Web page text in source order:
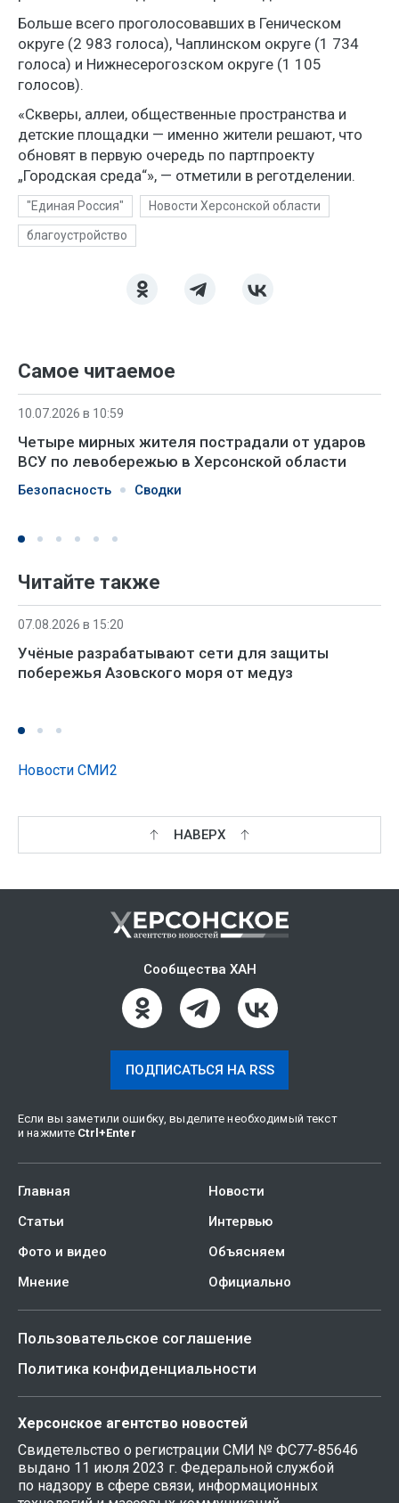
Больше всего проголосовавших в Геническом
округе (2 983 голоса), Чаплинском округе (1 734
голоса) и Нижнесерогозском округе (1 105
голосов).
«Скверы, аллеи, общественные пространства и
детские площадки — именно жители решают, что
обновят в первую очередь по партпроекту
„Городская среда“», — отметили в реготделении.
"Единая Россия" Новости Херсонской области
благоустройство
Самое читаемое
10.07.2026 в 10:59
Четыре мирных жителя пострадали от ударов
ВСУ по левобережью в Херсонской области
Безопасность Сводки
Читайте также
07.08.2026 в 15:20
Учёные разрабатывают сети для защиты
побережья Азовского моря от медуз
Новости СМИ2
НАВЕРХ
Сообщества ХАН
ПОДПИСАТЬСЯ НА RSS
Если вы заметили ошибку, выделите необходимый текст
и нажмите Ctrl +Enter
Главная
Новости
Статьи
Интервью
Фото и видео
Объясняем
Мнение
Официально
Пользовательское соглашение
Политика конфиденциальности
Херсонское агентство новостей
Свидетельство о регистрации СМИ № ФС77-85646
выдано 11 июля 2023 г. Федеральной службой
по надзору в сфере связи, информационных